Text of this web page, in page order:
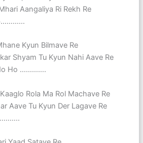
Aangaliya Ri Rekh Re
Kyun Bilmave Re
Shyam Tu Kyun Nahi Aave Re
Ho ………….
Rola Ma Rol Machave Re
Aave Tu Kyun Der Lagave Re